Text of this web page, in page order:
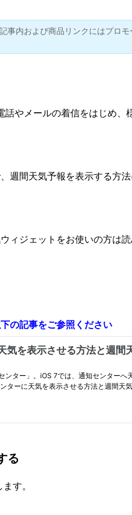
事内および商品リンクにはプロ
やメールの着信をはじめ、
週間天気予報を表示する方
ィジェットをお使いの方は
の記事をご参照ください
る
す。